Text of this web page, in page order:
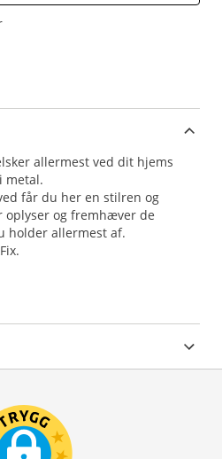
allermest ved dit hjems
metal.
får du her en stilren og
oplyser og fremhæver de
holder allermest af.